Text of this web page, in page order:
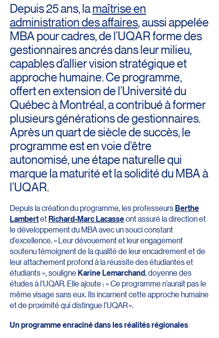
Depuis 25 ans, la maîtrise en
administration des affaires , aussi appelée
MBA pour cadres, de l’UQAR forme des
gestionnaires ancrés dans leur milieu,
capables d’allier vision stratégique et
approche humaine. Ce programme,
offert en extension de l’Université du
Québec à Montréal, a contribué à former
plusieurs générations de gestionnaires.
Après un quart de siècle de succès, le
programme est en voie d’être
autonomisé, une étape naturelle qui
marque la maturité et la solidité du MBA à
l’UQAR.
Depuis la création du programme, les professeursBerthe
LambertetRichard-Marc Lacasseont assuré la direction et
le développement du MBA avec un souci constant
d’excellence. « Leur dévouement et leur engagement
soutenu témoignent de la qualité de leur encadrement et de
leur attachement profond à la réussite des étudiantes et
étudiants », souligneKarine Lemarchand, doyenne des
études à l’UQAR. Elle ajoute : « Ce programme n’aurait pas le
même visage sans eux. Ils incarnent cette approche humaine
et de proximité qui distingue l’UQAR ».
Un programme enraciné dans les réalités régionales